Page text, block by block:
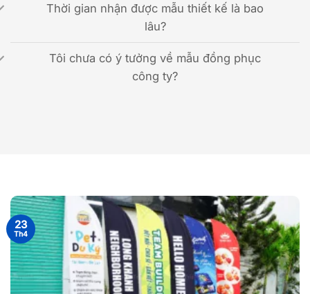
Thời gian nhận được mẫu thiết kế là bao
lâu?
Tôi chưa có ý tưởng về mẫu đồng phục
công ty?
23
Th4